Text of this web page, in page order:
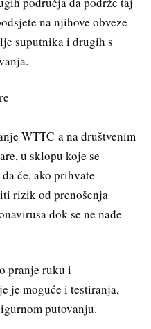
na njihove obveze
suputnika i drugih s
WTTC-a na društvenim
u sklopu koje se
će, ako prihvate
rizik od prenošenja
dok se ne nađe
pranje ruku i
je moguće i testiranja,
putovanju.